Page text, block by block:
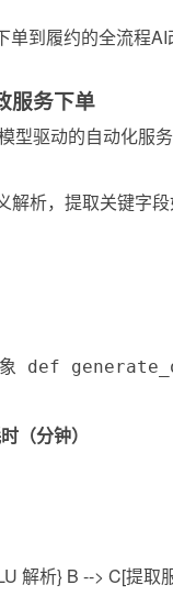
服务下单
型驱动的自动化服
解析，提取关键字
订单对象 def
（分钟）
解析} B --> C[提